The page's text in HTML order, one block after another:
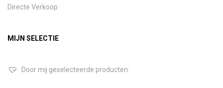
Directe Verkoop
MIJN SELECTIE
Door mij geselecteerde producten: